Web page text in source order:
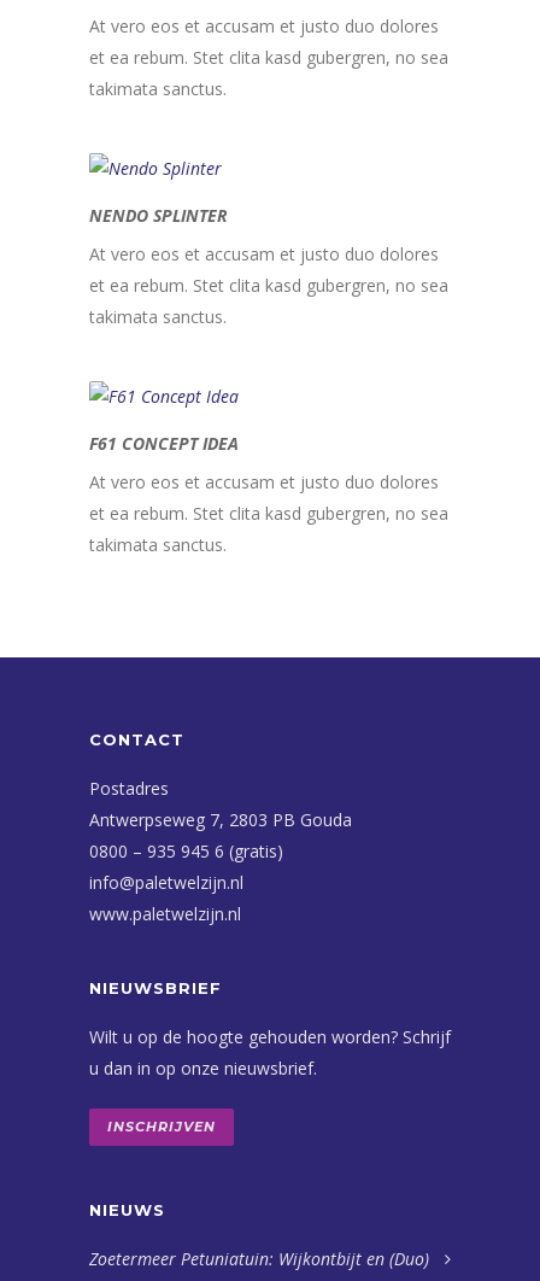
At vero eos et accusam et justo duo dolores
et ea rebum. Stet clita kasd gubergren, no sea
takimata sanctus.
NENDO SPLINTER
At vero eos et accusam et justo duo dolores
et ea rebum. Stet clita kasd gubergren, no sea
takimata sanctus.
F61 CONCEPT IDEA
At vero eos et accusam et justo duo dolores
et ea rebum. Stet clita kasd gubergren, no sea
takimata sanctus.
CONTACT
Postadres
Antwerpseweg 7, 2803 PB Gouda
0800 – 935 945 6 (gratis)
info@paletwelzijn.nl
www.paletwelzijn.nl
NIEUWSBRIEF
Wilt u op de hoogte gehouden worden? Schrijf
u dan in op onze nieuwsbrief.
INSCHRIJVEN
NIEUWS
Zoetermeer Petuniatuin: Wijkontbijt en (Duo)